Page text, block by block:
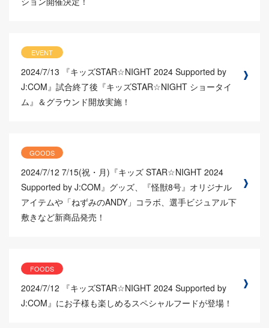
EVENT
2024/7/13
『キッズSTAR☆NIGHT 2024 Supported by
J:COM』試合終了後『キッズSTAR☆NIGHT ショータイ
ム』＆グラウンド開放実施！
GOODS
2024/7/12 7/15(祝・月)『キッズ STAR☆NIGHT 2024
Supported by J:COM』グッズ、『怪獣8号』オリジナル
アイテムや「ねずみのANDY」コラボ、選手ビジュアル下
敷きなど新商品発売！
FOODS
2024/7/12
『キッズSTAR☆NIGHT 2024 Supported by
J:COM』にお子様も楽しめるスペシャルフードが登場！